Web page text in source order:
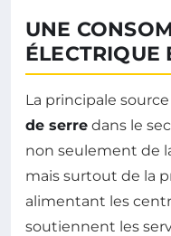
UNE
ÉLECTRIQUE
La principale source
de serre dans le
non seulement de
mais surtout de la
alimentant les
soutiennent les